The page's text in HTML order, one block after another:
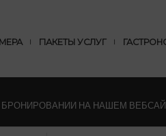
ПАКЕТЫ УСЛУГ
БРОНИРОВАНИИ НА НАШЕМ